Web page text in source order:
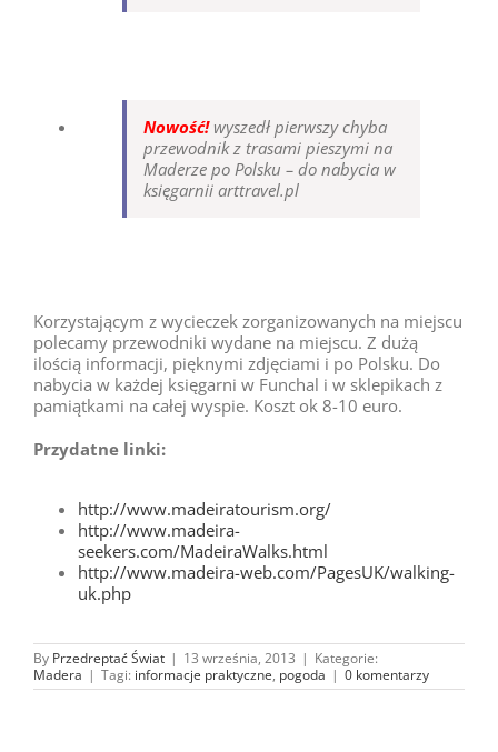
Nowość!wyszedł pierwszy chyba
przewodnik z trasami pieszymi na
Maderze po Polsku – do nabycia w
księgarnii arttravel.pl
Korzystającym z wycieczek zorganizowanych na miejscu
polecamy przewodniki wydane na miejscu. Z dużą
ilością informacji, pięknymi zdjęciami i po Polsku. Do
nabycia w każdej księgarni w Funchal i w sklepikach z
pamiątkami na całej wyspie. Koszt ok 8-10 euro.
Przydatne linki:
http://www.madeiratourism.org/
http://www.madeira-
seekers.com/MadeiraWalks.html
http://www.madeira-web.com/PagesUK/walking-
uk.php
By Przedreptać Świat | 13 września, 2013 | Kategorie:
Madera | Tagi: informacje praktyczne, pogoda | 0 komentarzy